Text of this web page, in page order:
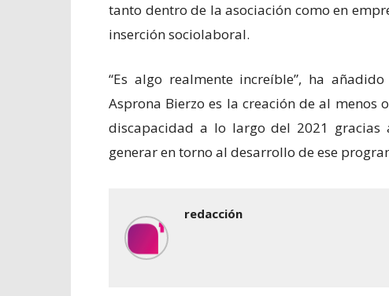
tanto dentro de la asociación como en
inserción sociolaboral.
“Es algo realmente increíble”, ha
Asprona Bierzo es la creación de al menos
discapacidad a lo largo del 2021
generar en torno al desarrollo de ese
redacción